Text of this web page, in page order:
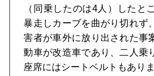
（同乗したのは4人）したと
暴走しカーブを曲がり切れず
害者が車外に放り出された事
動車が改造車であり、二人乗
座席にはシートベルトもあり